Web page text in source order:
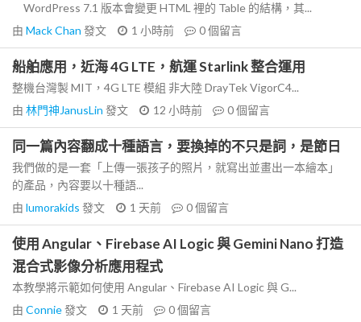
WordPress 7.1 版本會變更 HTML 裡的 Table 的結構，其...
由 Mack Chan 發文 1 小時前 0個留言
船舶應用，近海 4G LTE，航運 Starlink 整合運用
整機台灣製 MIT，4G LTE 模組 非大陸 DrayTek VigorC4...
由 林門神JanusLin 發文 12 小時前 0個留言
同一篇內容翻成十種語言，要換掉的不只是詞，是節日
我們做的是一套「上傳一張孩子的照片，就寫出並畫出一本繪本」
的產品，內容要以十種語...
由 lumorakids 發文 1 天前 0個留言
使用 Angular、Firebase AI Logic 與 Gemini Nano 打造
混合式影像分析應用程式
本教學將示範如何使用 Angular、Firebase AI Logic 與 G...
由 Connie發文 1 天前 0個留言